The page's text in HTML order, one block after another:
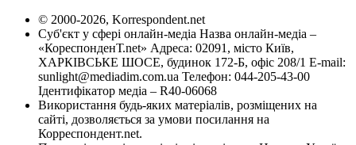
© 2000-2026, Korrespondent.net
Суб'єкт у сфері онлайн-медіа Назва онлайн-медіа –
«КореспонденТ.net» Адреса: 02091, місто Київ,
ХАРКІВСЬКЕ ШОСЕ, будинок 172-Б, офіс 208/1 E-mail:
sunlight@mediadim.com.ua Телефон: 044-205-43-00
Ідентифікатор медіа – R40-06068
Використання будь-яких матеріалів, розміщених на
сайті, дозволяється за умови посилання на
Корреспондент.net.